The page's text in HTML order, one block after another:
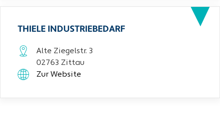
THIELE INDUSTRIEBEDARF
Alte Ziegelstr. 3
02763 Zittau
Zur Website